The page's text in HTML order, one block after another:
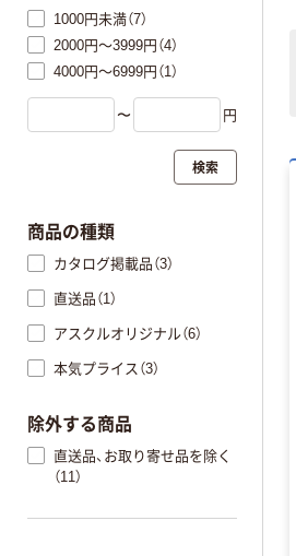
1000円未満（7）
2000円～3999円（4）
4000円～6999円（1）
〜 円
検索
商品の種類
カタログ掲載品（3）
直送品（1）
アスクルオリジナル（6）
本気プライス（3）
除外する商品
直送品、お取り寄せ品を除く
（11）